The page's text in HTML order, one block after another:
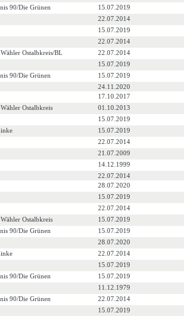
90/Die Grünen
15.07.2019
22.07.2014
15.07.2019
22.07.2014
Ostalbkreis/BL
22.07.2014
15.07.2019
90/Die Grünen
15.07.2019
24.11.2020
17.10.2017
Ostalbkreis
01.10.2013
15.07.2019
15.07.2019
22.07.2014
21.07.2009
14.12.1999
22.07.2014
28.07.2020
15.07.2019
22.07.2014
Ostalbkreis
15.07.2019
90/Die Grünen
15.07.2019
28.07.2020
22.07.2014
15.07.2019
90/Die Grünen
15.07.2019
11.12.1979
90/Die Grünen
22.07.2014
15.07.2019